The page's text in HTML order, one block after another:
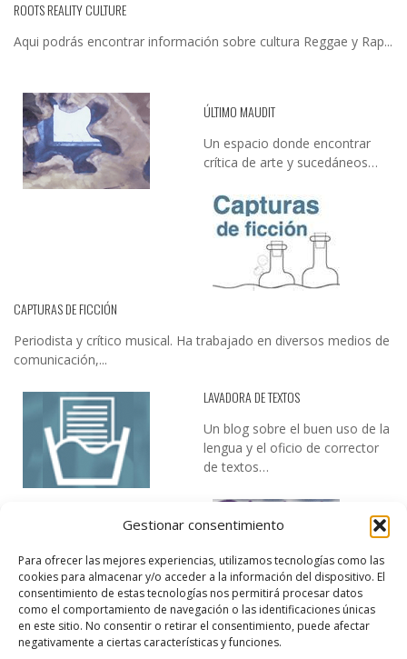
Gestionar consentimiento
Para ofrecer las mejores experiencias, utilizamos tecnologías como las
cookies para almacenar y/o acceder a la información del dispositivo. El
consentimiento de estas tecnologías nos permitirá procesar datos
como el comportamiento de navegación o las identificaciones únicas
en este sitio. No consentir o retirar el consentimiento, puede afectar
negativamente a ciertas características y funciones.
ROOTS REALITY CULTURE
Aqui podrás encontrar información sobre cultura Reggae y Rap...
ÚLTIMO MAUDIT
Un espacio donde encontrar
crítica de arte y sucedáneos…
CAPTURAS DE FICCIÓN
Periodista y crítico musical. Ha trabajado en diversos medios de
comunicación,...
LAVADORA DE TEXTOS
Un blog sobre el buen uso de la
lengua y el oficio de corrector
de textos…
DESIREE MARTÍN
…la realidad, es que cada día es más complicado realizar esos